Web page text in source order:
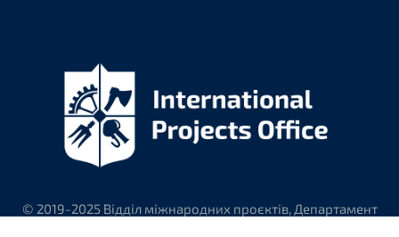
© 2019-2025 Відділ міжнародних проєктів, Департамент